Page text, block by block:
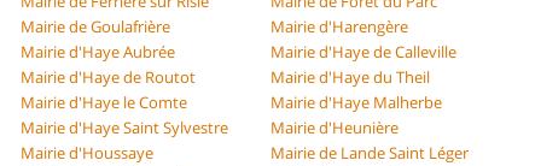
Mairie de Goulafrière
Mairie d'Harengère
Mairie d'Haye Aubrée
Mairie d'Haye de Calleville
Mairie d'Haye de Routot
Mairie d'Haye du Theil
Mairie d'Haye le Comte
Mairie d'Haye Malherbe
Mairie d'Haye Saint Sylvestre
Mairie d'Heunière
Mairie d'Houssaye
Mairie de Lande Saint Léger